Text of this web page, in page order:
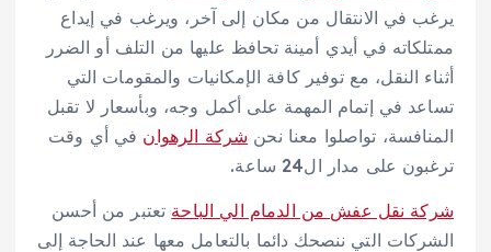
يرغب في الانتقال من مكان إلى آخر، ويرغب في إيداع
ممتلكاته في أيدي أمينة تحافظ عليها من التلف أو الضرر
أثناء النقل، مع توفير كافة الإمكانيات والمقومات التي
تساعد في إتمام المهمة على أكمل وجه، وبأسعار لا تقبل
المنافسة، تواصلوا معنا نحن شركة الرهوان في أي وقت
ترغبون على مدار ال24 ساعة.
شركة نقل عفش من الدمام الي الباحة تعتبر من أحسن
الشركات التي ننصحك دائما بالتعامل معها عند الحاجة إلى